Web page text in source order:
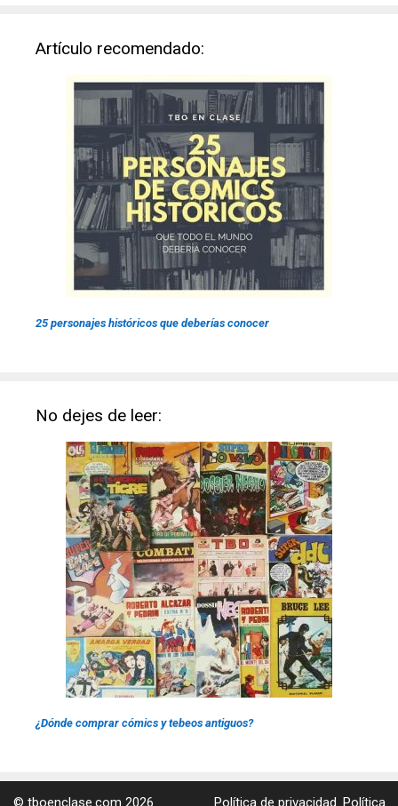
Artículo recomendado:
25 personajes históricos que deberías conocer
No dejes de leer:
¿Dónde comprar cómics y tebeos antiguos?
© tboenclase.com 2026 Política de privacidad. Política